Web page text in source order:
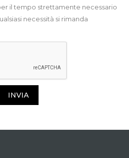
il tempo strettamente necessario
necessità si rimanda
INVIA